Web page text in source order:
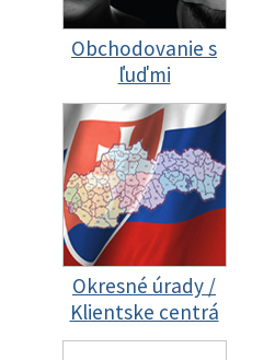
Obchodovanie s
ľuďmi
Okresné úrady /
Klientske centrá